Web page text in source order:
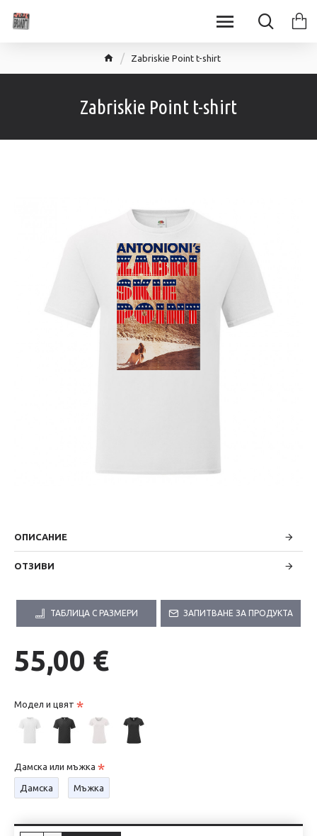
Zabriskie Point t-shirt
Zabriskie Point t-shirt
ОПИСАНИЕ
ОТЗИВИ
ТАБЛИЦА С РАЗМЕРИ ЗАПИТВАНЕ ЗА ПРОДУКТА
55,00 €
Модел и цвят
Дамска или мъжка
Дамска Мъжка